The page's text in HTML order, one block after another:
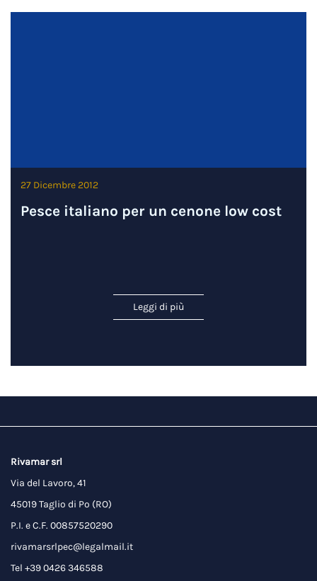
27 Dicembre 2012
Pesce italiano per un cenone low cost
Leggi di più
Rivamar srl
Via del Lavoro, 41
45019 Taglio di Po (RO)
P.I. e C.F. 00857520290
rivamarsrlpec@legalmail.it
Tel +39 0426 346588